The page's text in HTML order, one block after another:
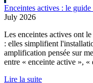
Enceintes actives : le
July 2026
Les enceintes actives ont
: elles simplifient
amplification pensée sur
entre « enceinte active »,
Lire la suite